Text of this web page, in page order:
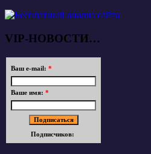
VIP-НОВОСТИ…
Ваш e-mail: *
Ваше имя: *
Подписчиков: